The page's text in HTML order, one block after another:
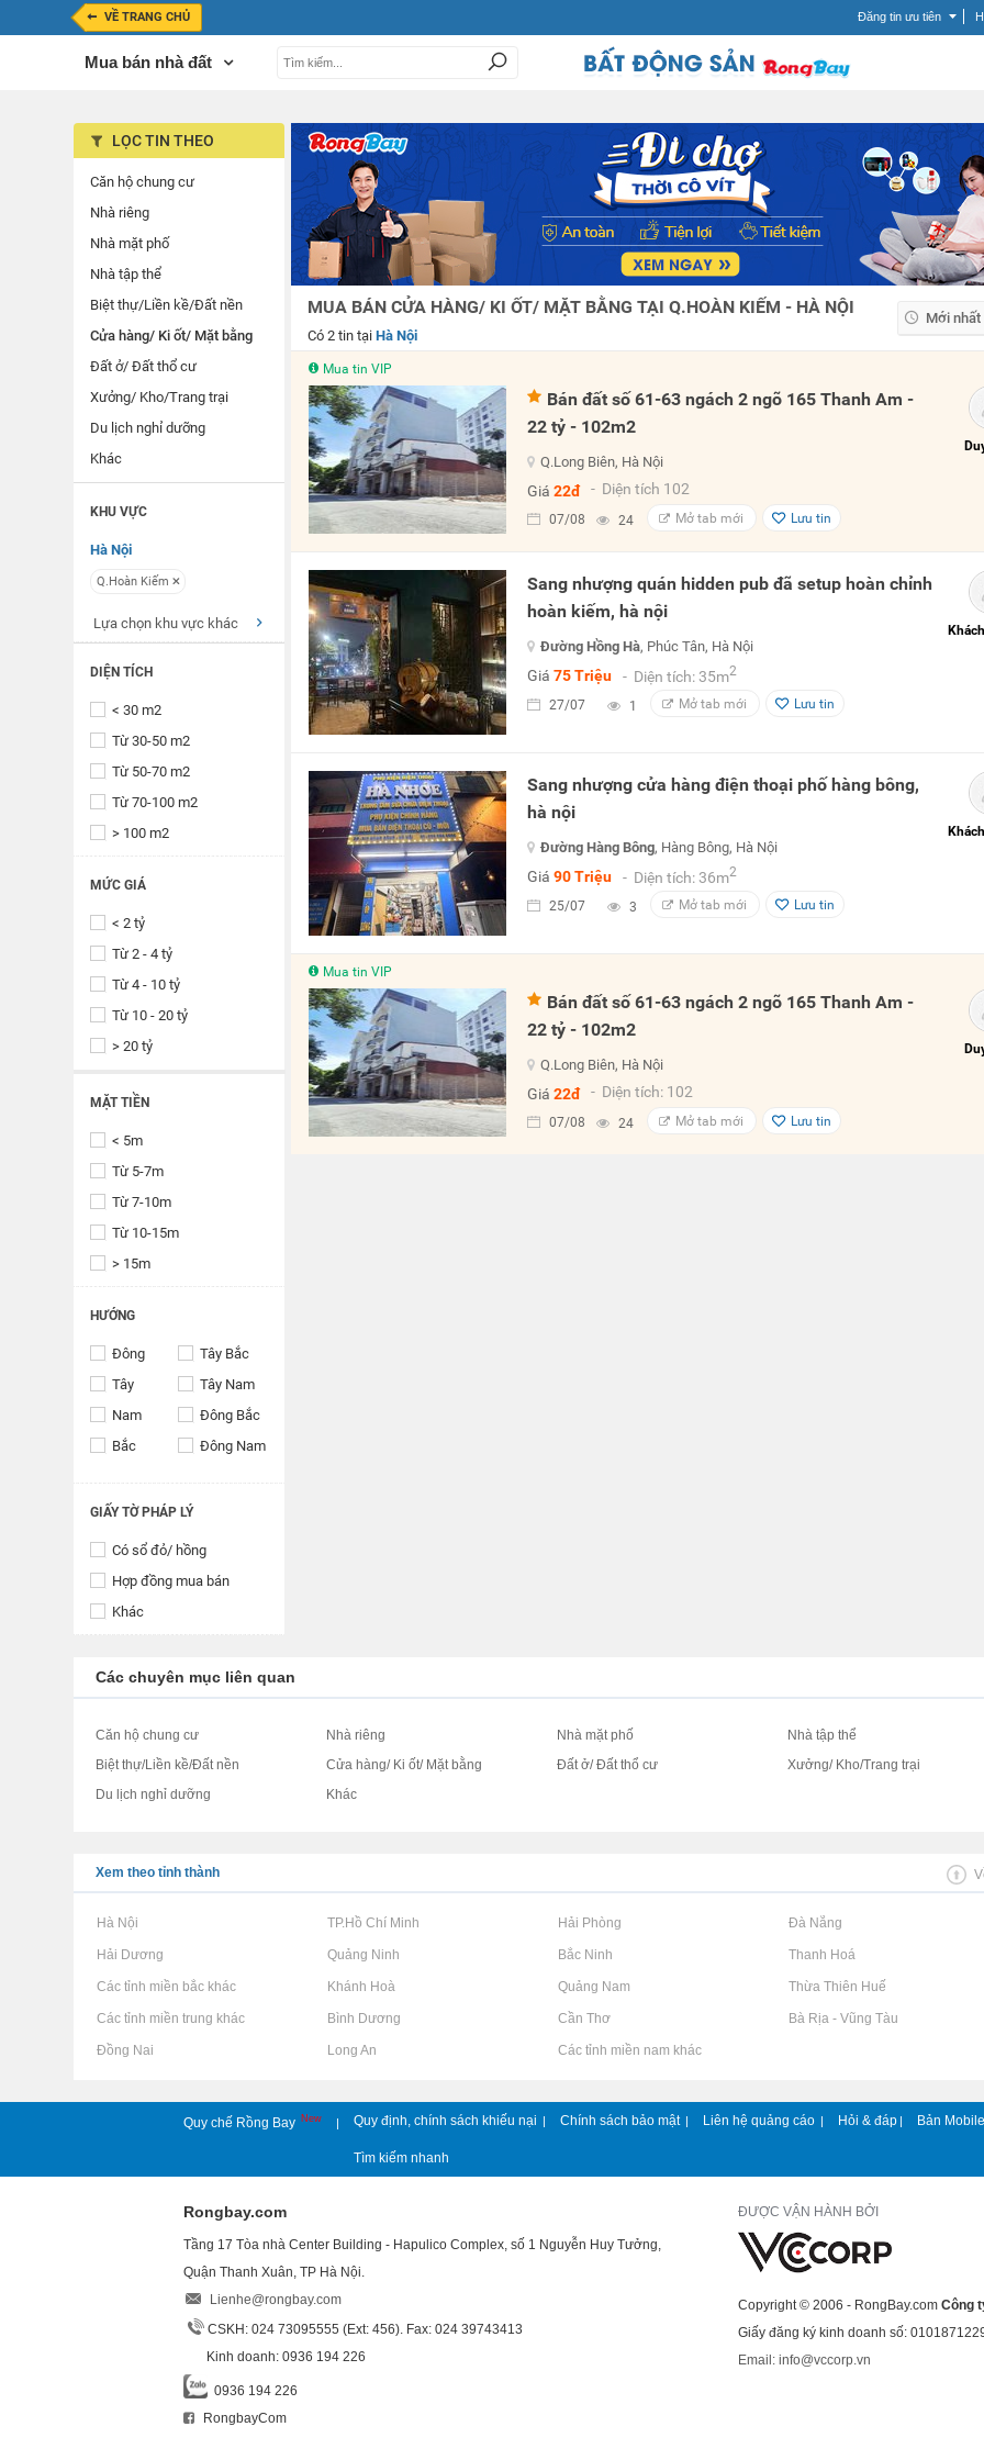
VỀ TRANG CHỦ Đăng tin ưu tiên
Mua bán nhà đất
LỌC TIN THEO
Căn hộ chung cư
Nhà riêng
Nhà mặt phố
Nhà tập thể
Biệt thự/Liền kề/Đất nền
Cửa hàng/ Ki ốt/ Mặt bằng
Đất ở/ Đất thổ cư
Xưởng/ Kho/Trang trại
Du lịch nghỉ dưỡng
Khác
KHU VỰC
Hà Nội
Q.Hoàn Kiếm
Lựa chọn khu vực khác
DIỆN TÍCH
< 30 m2
Từ 30-50 m2
Từ 50-70 m2
Từ 70-100 m2
> 100 m2
MỨC GIÁ
< 2 tỷ
Từ 2 - 4 tỷ
Từ 4 - 10 tỷ
Từ 10 - 20 tỷ
> 20 tỷ
MẶT TIỀN
< 5m
Từ 5-7m
Từ 7-10m
Từ 10-15m
> 15m
HƯỚNG
Đông
Tây Bắc
Tây
Tây Nam
Nam
Đông Bắc
Bắc
Đông Nam
GIẤY TỜ PHÁP LÝ
Có sổ đỏ/ hồng
Hợp đồng mua bán
Khác
MUA BÁN CỬA HÀNG/ KI ỐT/ MẶT BẰNG TẠI Q.HOÀN KIẾM - HÀ NỘI
Có 2 tin tại Hà Nội
Mới nhất
Giá tăng
Giá
Mua tin VIP
Bán đất số 61-63 ngách 2 ngõ 165 Thanh Am -
22 tỷ - 102m2
Q.Long Biên, Hà Nội
Giá 22đ - Diện tích 102
07/08 24 Mở tab mới Lưu tin
Sang nhượng quán hidden pub đã setup hoàn chỉnh
hoàn kiếm, hà nội
Đường Hồng Hà, Phúc Tân, Hà Nội
Giá 75 Triệu - Diện tích: 35m2
27/07 1 Mở tab mới Lưu tin
Sang nhượng cửa hàng điện thoại phố hàng bông,
hà nội
Đường Hàng Bông, Hàng Bông, Hà Nội
Giá 90 Triệu - Diện tích: 36m2
25/07 3 Mở tab mới Lưu tin
Mua tin VIP
Bán đất số 61-63 ngách 2 ngõ 165 Thanh Am -
22 tỷ - 102m2
Q.Long Biên, Hà Nội
Giá 22đ - Diện tích: 102
07/08 24 Mở tab mới Lưu tin
Các chuyên mục liên quan
Căn hộ chung cư Nhà riêng Nhà mặt phố
Nhà tập thể
Biệt thự/Liền kề/Đất nền
Cửa hàng/ Ki ốt/ Mặt bằng Đất ở/ Đất thổ cư
Xưởng/ Kho/Trang trại
Du lịch nghỉ dưỡng
Khác
Xem theo tỉnh thành
Rao vặt tại Hà Nội Rao vặt tại TP.Hồ Chí Minh Rao vặt tại Hải Phòng Rao vặt tại Đà Nẵng
Rao vặt tại Hải Dương Rao vặt tại Quảng Ninh Rao vặt tại Bắc Ninh Rao vặt tại Thanh Hoá
Rao vặt tại Các tỉnh miền bắc khác Rao vặt tại Khánh Hoà Rao vặt tại Quảng Nam Rao vặt tại Thừa Thiên Huế
Rao vặt tại Các tỉnh miền trung khác Rao vặt tại Bình Dương Rao vặt tại Cần Thơ Rao vặt tại Bà Rịa - Vũng Tàu
Rao vặt tại Đồng Nai Rao vặt tại Long An Rao vặt tại Các tỉnh miền nam khác
Quy chế Rồng Bay New | Quy định, chính sách khiếu nại | Chính sách bảo mật | Liên hệ quảng cáo | Hỏi & đáp | Bản Mobile
Tìm kiếm nhanh
Rongbay.com
Tầng 17 Tòa nhà Center Building - Hapulico Complex, số 1 Nguyễn Huy Tưởng,
Quận Thanh Xuân, TP Hà Nội.
Lienhe@rongbay.com
CSKH: 024 73095555 (Ext: 456). Fax: 024 39743413
Kinh doanh: 0936 194 226
0936 194 226
RongbayCom
ĐƯỢC VẬN HÀNH BỞI
Copyright © 2006 - RongBay.com Công
Giấy đăng ký kinh doanh số:
Email: info@vccorp.vn